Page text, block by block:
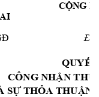
CỘNG
CÔNG NHẬN
SỰ THỎA THUẬN